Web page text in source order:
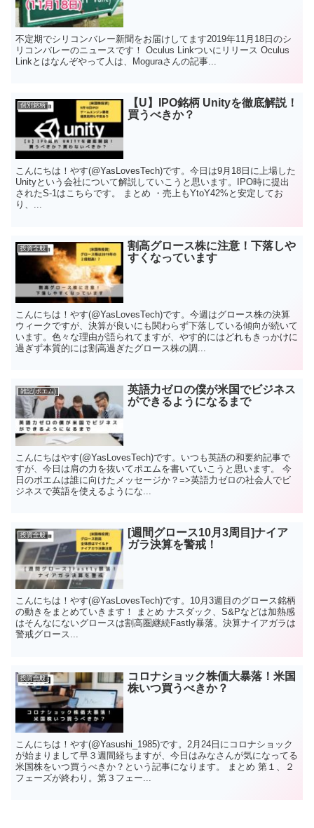
不定期でシリコンバレー新聞をお届けしてます2019年11月18日のシ
リコンバレーのニュースです！ Oculus Linkついにリリース Oculus
Linkとはなんぞやって人は、Moguraさんの記事...
個別銘柄
【U】IPO銘柄 Unityを徹底解説！
買うべきか？
こんにちは！やす(@YasLovesTech)です。今日は9月18日に上場した
Unityという会社について解説していこうと思います。IPO時に提出
されたS-1はこちらです。 まとめ ・売上もYtoY42%と安定してお
り、...
投資全般
割高グロース株に注意！下落しや
すくなっています
こんにちは！やす(@YasLovesTech)です。今週はグロース株の決算
ウィークですが、決算が良いにも関わらず下落している傾向が続いて
います。色々な理由が語られてますが、やす的にはどれもきっかけに
過ぎず本質的には割高過ぎたグロース株の調...
雑記(ポエム)
英語力ゼロの僕が米国でビジネス
ができるようになるまで
こんにちはやす(@YasLovesTech)です。いつも英語の和要約記事で
すが、今日は肩の力を抜いてポエムを書いていこうと思います。 今
日のポエムは誰に向けたメッセージか？=>英語力ゼロの社会人でビ
ジネスで英語を使えるようにな...
投資全般
[週間グロース10月3周目]ナイア
ガラ決算を警戒！
こんにちは！やす(@YasLovesTech)です。10月3週目のグロース銘柄
の動きをまとめていきます！ まとめ ナスダック、S&Pなどは加熱感
はそんなにないグロースは割高圏継続Fastly暴落。決算ナイアガラは
警戒グロース...
投資全般
コロナショック株価大暴落！米国
株いつ買うべきか？
こんにちは！やす(@Yasushi_1985)です。2月24日にコロナショック
が始まりまして早３週間経ちますが、今日はみなさんが気になってる
米国株をいつ買うべきか？という記事になります。 まとめ 第１、２
フェーズが終わり。第３フェー...